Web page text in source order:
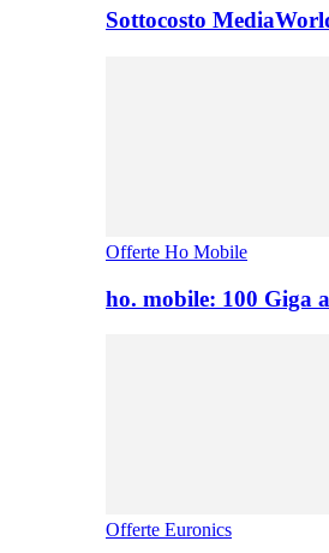
Sottocosto
Offerte Ho Mobile
ho. mobile: 100 Giga
Offerte Euronics